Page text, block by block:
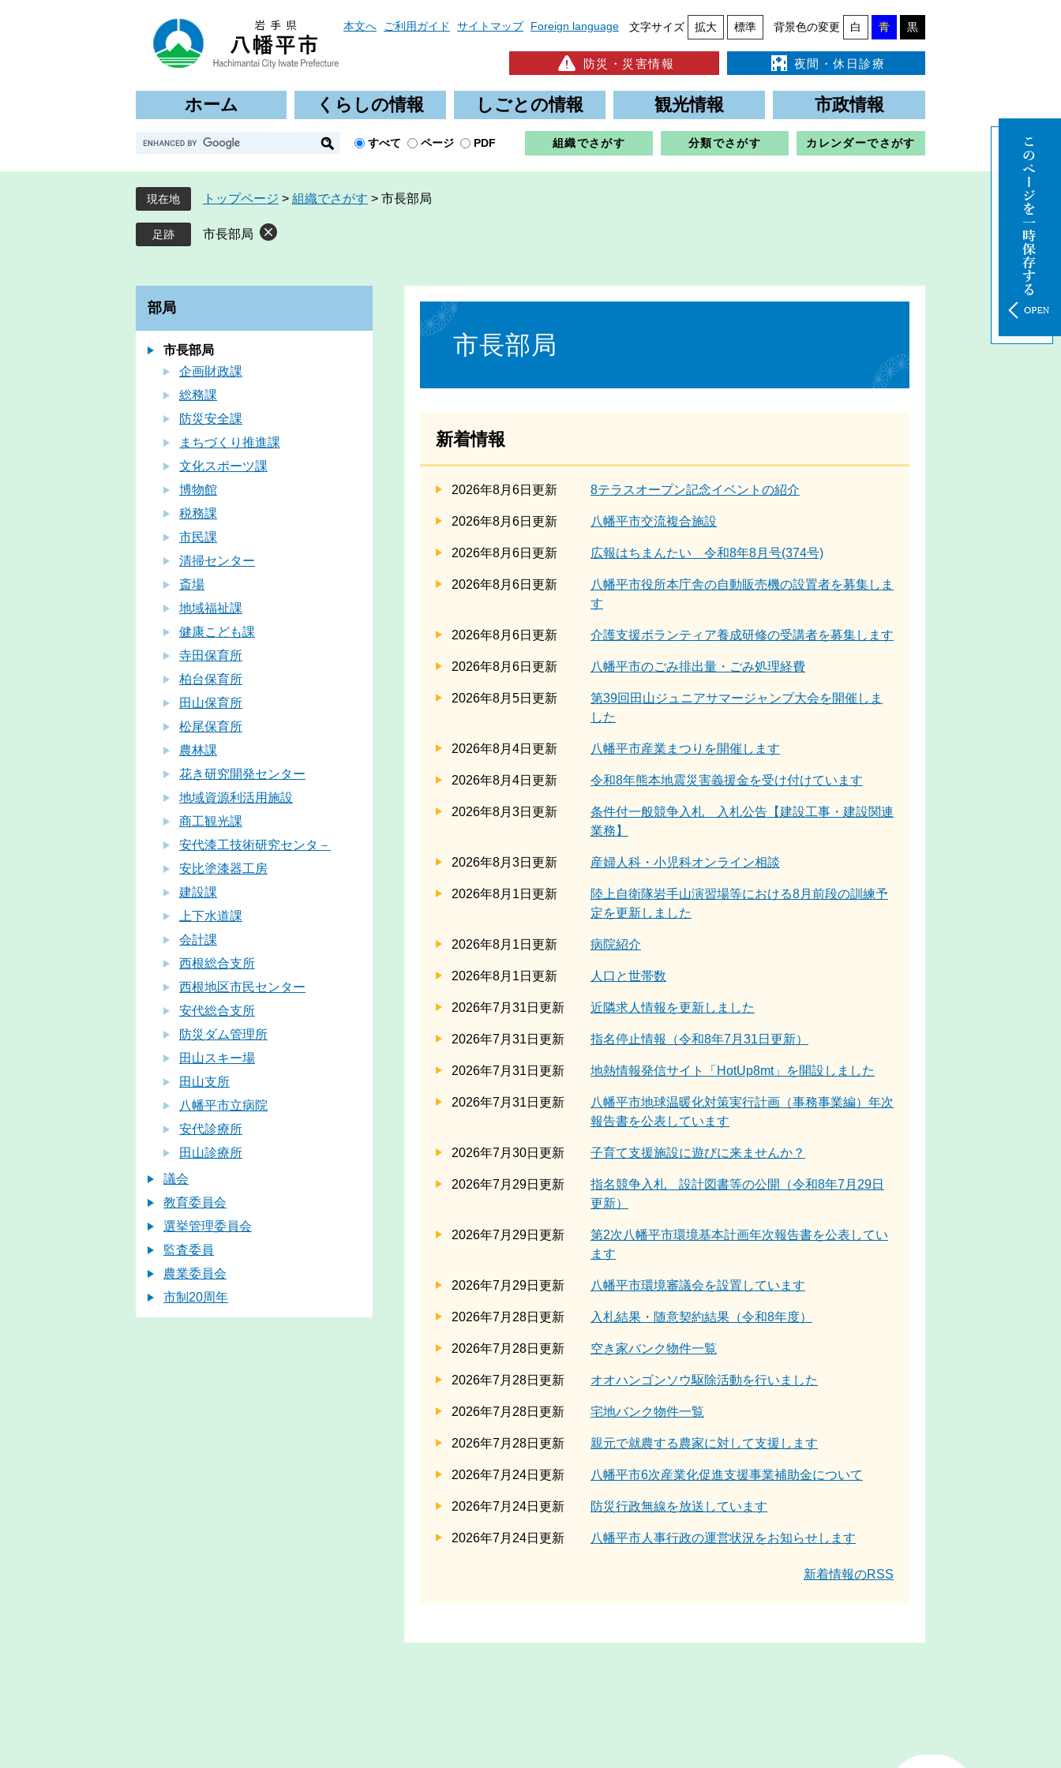
本文へ ご利用ガイド サイトマップ Foreign language 文字サイズ 拡大 標準 背景色の変更 白 青 黒
防災・災害情報 夜間・休日診療
ホーム くらしの情報 しごとの情報 観光情報 市政情報
G
o
g
l
e
カ
索
すべて ページ PDF 組織でさがす 分類でさがす カレンダーでさがす
現在地 トップページ > 組織でさがす > 市長部局
市長部局
文
市長部局
新着情報
2026年8月6日更新 8テラスオープン記念イベントの紹介
2026年8月6日更新 八幡平市交流複合施設
2026年8月6日更新 広報はちまんたい 令和8年8月号(374号)
2026年8月6日更新
八幡平市役所本庁舎の自動販売機の設置者を募集しま
す
2026年8月6日更新 介護支援ボランティア養成研修の受講者を募集します
2026年8月6日更新 八幡平市のごみ排出量・ごみ処理経費
2026年8月5日更新
第39回田山ジュニアサマージャンプ大会を開催しま
した
2026年8月4日更新 八幡平市産業まつりを開催します
2026年8月4日更新 令和8年熊本地震災害義援金を受け付けています
2026年8月3日更新
条件付一般競争入札 入札公告【建設工事・建設関連
業務】
2026年8月3日更新 産婦人科・小児科オンライン相談
2026年8月1日更新
陸上自衛隊岩手山演習場等における8月前段の訓練予
定を更新しました
2026年8月1日更新 病院紹介
2026年8月1日更新 人口と世帯数
2026年7月31日更新 近隣求人情報を更新しました
2026年7月31日更新 指名停止情報（令和8年7月31日更新）
2026年7月31日更新 地熱情報発信サイト「HotUp8mt」を開設しました
2026年7月31日更新
八幡平市地球温暖化対策実行計画（事務事業編）年次
報告書を公表しています
2026年7月30日更新 子育て支援施設に遊びに来ませんか？
2026年7月29日更新
指名競争入札 設計図書等の公開（令和8年7月29日
更新）
2026年7月29日更新
第2次八幡平市環境基本計画年次報告書を公表してい
ます
2026年7月29日更新 八幡平市環境審議会を設置しています
2026年7月28日更新 入札結果・随意契約結果（令和8年度）
2026年7月28日更新 空き家バンク物件一覧
2026年7月28日更新 オオハンゴンソウ駆除活動を行いました
2026年7月28日更新 宅地バンク物件一覧
2026年7月28日更新 親元で就農する農家に対して支援します
2026年7月24日更新 八幡平市6次産業化促進支援事業補助金について
2026年7月24日更新 防災行政無線を放送しています
2026年7月24日更新 八幡平市人事行政の運営状況をお知らせします
新着情報のRSS
部局
市長部局
企画財政課
総務課
防災安全課
まちづくり推進課
文化スポーツ課
博物館
税務課
市民課
清掃センター
斎場
地域福祉課
健康こども課
寺田保育所
柏台保育所
田山保育所
松尾保育所
農林課
花き研究開発センター
地域資源利活用施設
商工観光課
安代漆工技術研究センタ－
安比塗漆器工房
建設課
上下水道課
会計課
西根総合支所
西根地区市民センター
安代総合支所
防災ダム管理所
田山スキー場
田山支所
八幡平市立病院
安代診療所
田山診療所
議会
教育委員会
選挙管理委員会
監査委員
農業委員会
市制20周年